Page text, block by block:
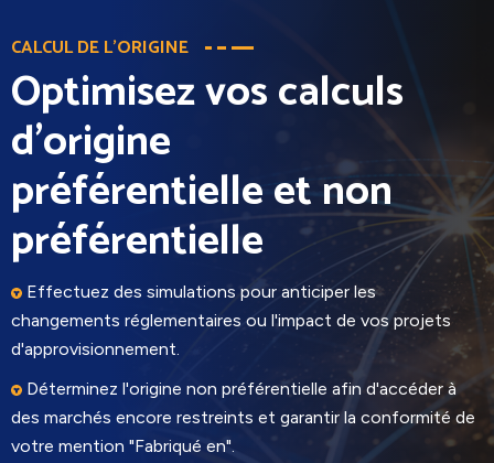
CALCUL DE L'ORIGINE
Optimisez vos calculs
d'origine
préférentielle et non
préférentielle
Effectuez des simulations pour anticiper les
changements réglementaires ou l'impact de vos projets
d'approvisionnement.
Déterminez l'origine non préférentielle afin d'accéder à
des marchés encore restreints et garantir la conformité de
votre mention "Fabriqué en".